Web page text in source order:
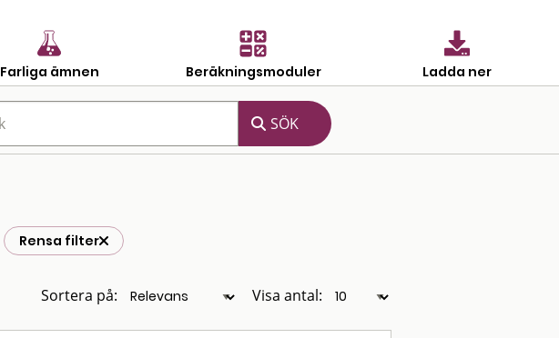
Farliga ämnen Beräkningsmoduler Ladda ner
Rensa filter
Sortera på: Visa antal: